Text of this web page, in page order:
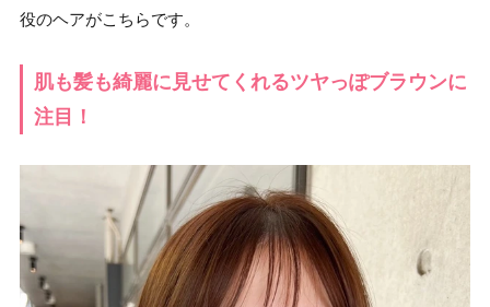
役のヘアがこちらです。
肌も髪も綺麗に見せてくれるツヤっぽブラウンに
注目！